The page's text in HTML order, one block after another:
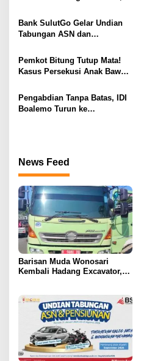
i
p
o
s
Dipulangkan
Bank SulutGo Gelar Undian
Tabungan ASN dan
dan 51 Sepeda Motor
Pemkot Bitung Tutup Mata!
Kasus Persekusi Anak Bawah
Katung Tanpa Atensi
Pengabdian Tanpa Batas, IDI
Boalemo Turun ke
News Feed
Barisan Muda Wonosari
Kembali Hadang Excavator,